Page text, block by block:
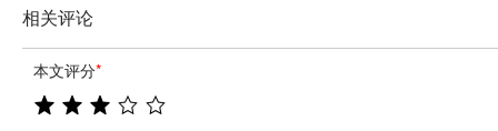
相关评论
本文评分*